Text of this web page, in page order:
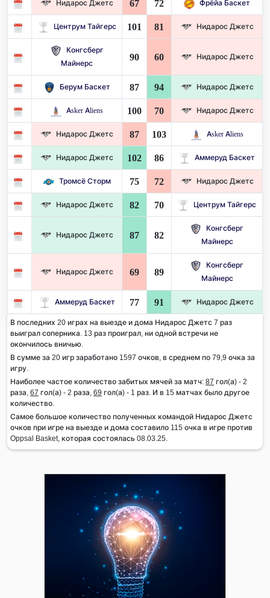
Нидарос Джетс 67 72 Фрёйа Баскет
Центрум Тайгерс 101 81 Нидарос Джетс
Конгсберг
Майнерс
90 60 Нидарос Джетс
Берум Баскет 87 94 Нидарос Джетс
Asker Aliens 100 70 Нидарос Джетс
Нидарос Джетс 87 103 Asker Aliens
Нидарос Джетс 102 86 Аммеруд Баскет
Тромсё Сторм 75 72 Нидарос Джетс
Нидарос Джетс 82 70 Центрум Тайгерс
Нидарос Джетс 87 82
Конгсберг
Майнерс
Нидарос Джетс 69 89
Конгсберг
Майнерс
Аммеруд Баскет 77 91 Нидарос Джетс
В последних 20 играх на выезде и дома Нидарос Джетс 7 раз
выиграл соперника. 13 раз проиграл, ни одной встречи не
окончилось вничью.
В сумме за 20 игр заработано 1597 очков, в среднем по 79,9 очка за
игру.
Наиболее частое количество забитых мячей за матч: 87 гол(а) - 2
раза, 67 гол(а) - 2 раза, 69 гол(а) - 1 раз. И в 15 матчах было другое
количество.
Самое большое количество полученных командой Нидарос Джетс
очков при игре на выезде и дома составило 115 очка в игре против
Oppsal Basket, которая состоялась 08.03.25.